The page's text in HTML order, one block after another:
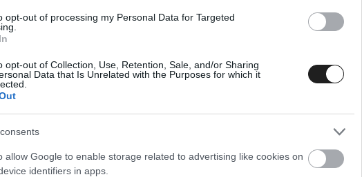
opt-out of processing my Personal Data for Targeted
opt-out of Collection, Use, Retention, Sale, and/or Sharing
Data that Is Unrelated with the Purposes for which it
allow Google to enable storage related to advertising like cookies on
identifiers in apps.
és többek-között a Hungaroringre is
az Union Jack járt már Spa-
Szingapúrban, Sanghajban, Texasban és
a zászló, kapcsolatot alább lehet felvenni
a kereséshez, hogy ezt a cikket megosszátok
oldalaitokon.